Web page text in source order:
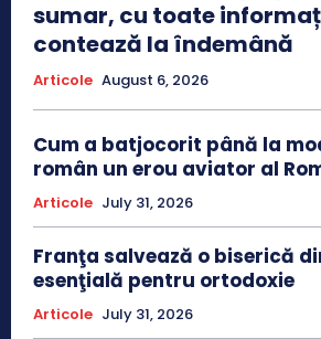
sumar, cu toate
contează la îndemână
Articole August 6, 2026
Cum a batjocorit până la
român un erou aviator al
Articole July 31, 2026
Franţa salvează o biserică
esenţială pentru ortodoxie
Articole July 31, 2026